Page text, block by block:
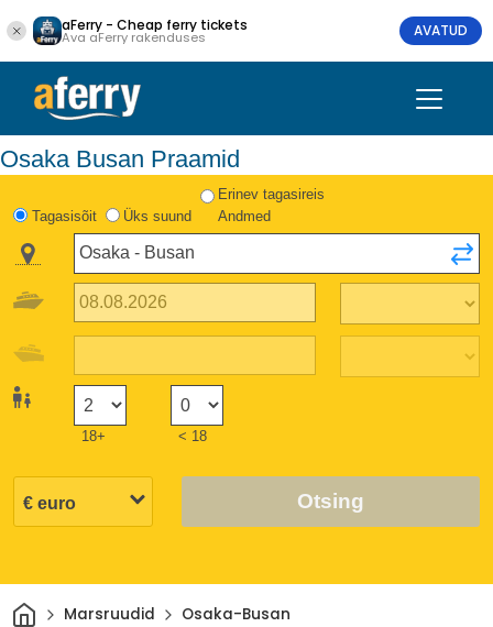
aFerry - Cheap ferry tickets
Ava aFerry rakenduses AVATUD
Osaka Busan Praamid
Tagasisõit Üks suund
Erinev tagasireis
Andmed
18+ < 18
Otsing
Avaleht
Marsruudid Osaka-Busan